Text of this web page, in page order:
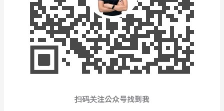
扫码关注公众号找到我